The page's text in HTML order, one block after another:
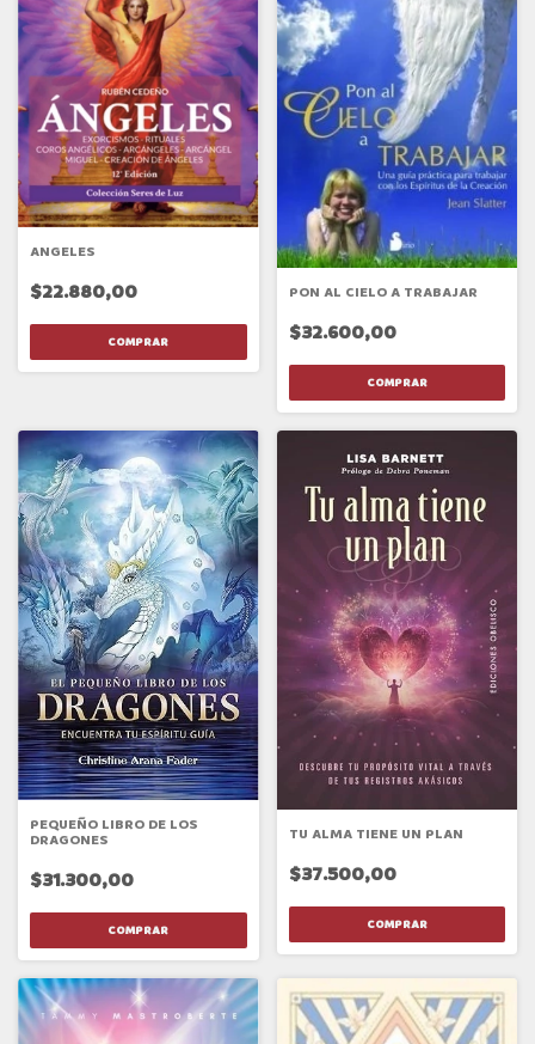
ANGELES
$22.880,00 PON AL CIELO A TRABAJAR
$32.600,00
PEQUEÑO LIBRO DE LOS
DRAGONES
$31.300,00
TU ALMA TIENE UN PLAN
$37.500,00